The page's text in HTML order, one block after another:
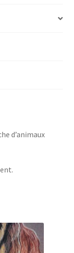
d’animaux